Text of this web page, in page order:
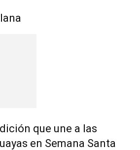
que une a las
en Semana Santa